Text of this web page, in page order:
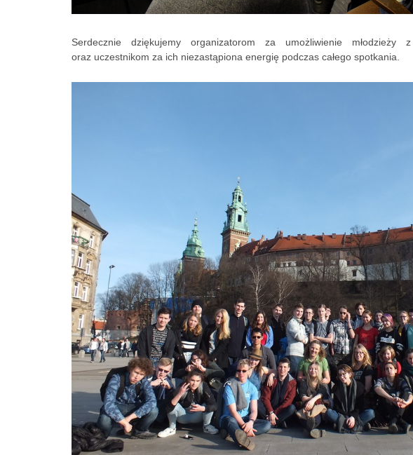
Serdecznie dziękujemy organizatorom za umożliwienie
oraz uczestnikom za ich niezastąpiona energię podczas całego spotkania.